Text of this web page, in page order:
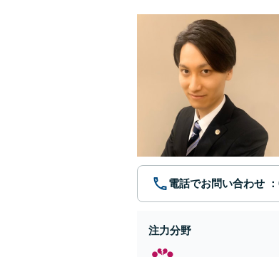
電話でお問い合わせ
注力分野